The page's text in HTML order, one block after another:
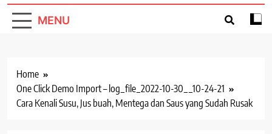
MENU
Home
One Click Demo Import – log_file_2022-10-30__10-24-21
Cara Kenali Susu, Jus buah, Mentega dan Saus yang Sudah Rusak